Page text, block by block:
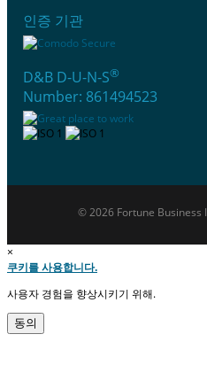
인증 기관
D&B D-U-N-S®
Number: 861494523
© 2026 Fortune Business
×
쿠키를 사용합니다.
사용자 경험을 향상시키기 위해.
동의